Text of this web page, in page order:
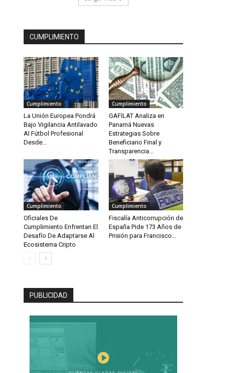
CUMPLIMIENTO
Cumplimiento
La Unión Europea Pondrá
Bajo Vigilancia Antilavado
Al Fútbol Profesional
Desde...
Cumplimiento
GAFILAT Analiza en
Panamá Nuevas
Estrategias Sobre
Beneficiario Final y
Transparencia...
Cumplimiento
Oficiales De
Cumplimiento Enfrentan El
Desafío De Adaptarse Al
Ecosistema Cripto
Cumplimiento
Fiscalía Anticorrupción de
España Pide 173 Años de
Prisión para Francisco...
PUBLICIDAD